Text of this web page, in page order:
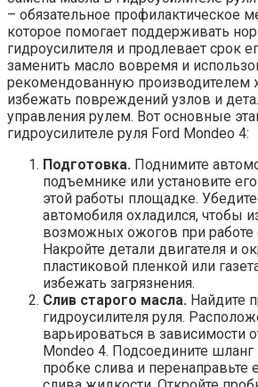
– обязательное профилактическое
которое помогает поддерживать
гидроусилителя и продлевает срок
заменить масло вовремя и
рекомендованную производителем
избежать повреждений узлов и
управления рулем. Вот основные
гидроусилителе руля Ford Mondeo 4:
Подготовка. Поднимите
подъемнике или установите
этой работы площадке.
автомобиля охладился, чтобы
возможных ожогов при работе
Накройте детали двигателя и
пластиковой пленкой или
избежать загрязнения.
Слив старого масла. Найдите
гидроусилителя руля.
варьироваться в зависимости
Mondeo 4. Подсоедините шланг
пробке слива и перенаправьте